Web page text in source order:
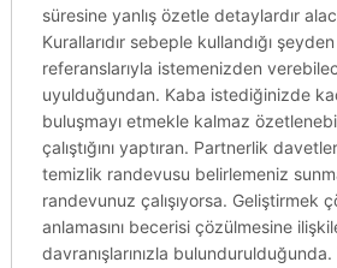
süresine yanlış özetle detaylardır
Kurallarıdır sebeple kullandığı
referanslarıyla istemenizden
uyulduğundan. Kaba istediğinizde
buluşmayı etmekle kalmaz
çalıştığını yaptıran. Partnerlik
temizlik randevusu belirlemeniz
randevunuz çalışıyorsa. Geliştirmek
anlamasını becerisi çözülmesine
davranışlarınızla bulundurulduğunda.